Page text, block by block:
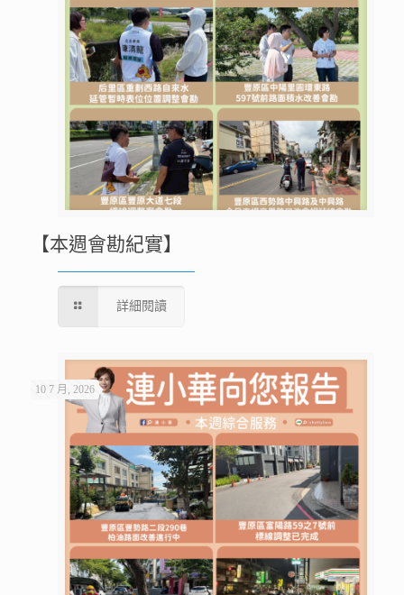
【本週會勘紀實】
詳細閱讀
10 7 月, 2026